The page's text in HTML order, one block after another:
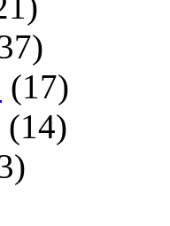
(17)
(14)